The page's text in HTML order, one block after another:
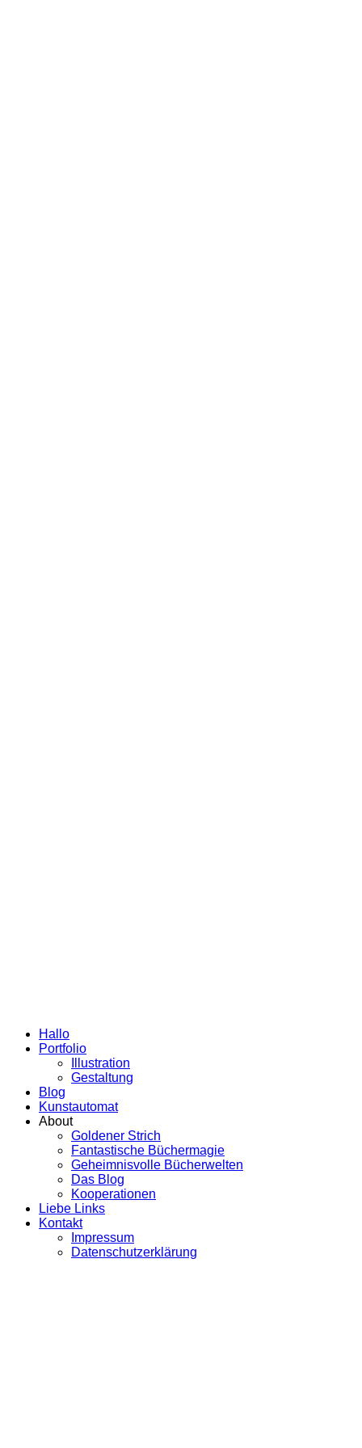
Hallo
Portfolio
Illustration
Gestaltung
Blog
Kunstautomat
About
Goldener Strich
Fantastische Büchermagie
Geheimnisvolle Bücherwelten
Das Blog
Kooperationen
Liebe Links
Kontakt
Impressum
Datenschutzerklärung